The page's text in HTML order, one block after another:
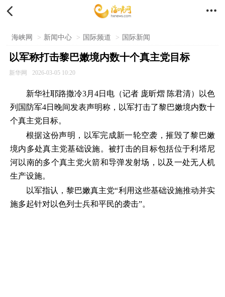
 
海峡网 > 新闻中心 > 国际频道 > 国际新闻
以军称打击黎巴嫩境内数十个真主党目标
新华网 2026-03-05 10:20
新华社耶路撒冷3月4日电（记者 庞昕熠 陈君清）以色
列国防军4日晚间发表声明称，以军打击了黎巴嫩境内数十
个真主党目标。
根据这份声明，以军完成新一轮空袭，摧毁了黎巴嫩
境内多处真主党基础设施。被打击的目标包括位于利塔尼
河以南的多个真主党火箭和导弹发射场，以及一处无人机
生产设施。
以军指认，黎巴嫩真主党“利用这些基础设施推动并实
施多起针对以色列士兵和平民的袭击”。